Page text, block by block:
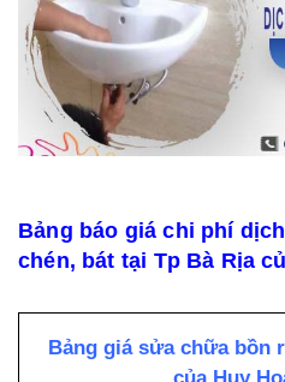
Bảng báo giá chi phí
chén, bát tại Tp Bà Rịa
Bảng giá sửa chữa bồn